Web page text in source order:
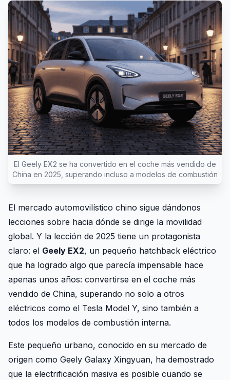
El Geely EX2 se ha convertido en el coche más vendido de
China en 2025, superando incluso a modelos de combustión
El mercado automovilístico chino sigue dándonos
lecciones sobre hacia dónde se dirige la movilidad
global. Y la lección de 2025 tiene un protagonista
claro: el Geely EX2, un pequeño hatchback eléctrico
que ha logrado algo que parecía impensable hace
apenas unos años: convertirse en el coche más
vendido de China, superando no solo a otros
eléctricos como el Tesla Model Y, sino también a
todos los modelos de combustión interna.
Este pequeño urbano, conocido en su mercado de
origen como Geely Galaxy Xingyuan, ha demostrado
que la electrificación masiva es posible cuando se